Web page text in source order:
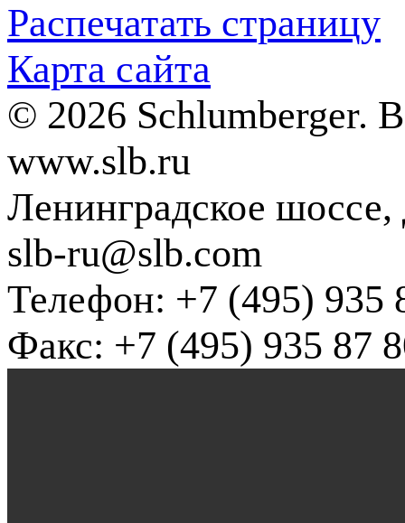
Распечатать страницу
Карта сайта
© 2026 Schlumberger.
www.slb.ru
Ленинградское
slb-ru@slb.com
Телефон: +7 (495) 935
Факс: +7 (495) 935 87